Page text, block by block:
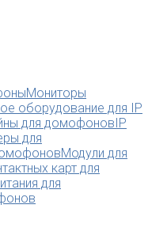
Мониторы
оборудование для IP
для домофоновIP
для
Модули для
карт для
для